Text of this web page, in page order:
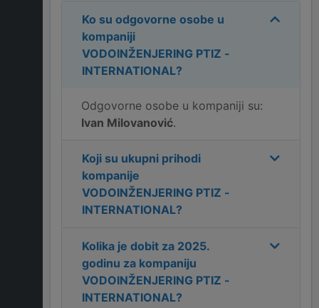
Ko su odgovorne osobe u
kompaniji
VODOINŽENJERING PTIZ -
INTERNATIONAL?
Odgovorne osobe u kompaniji su:
Ivan Milovanović.
Koji su ukupni prihodi
kompanije
VODOINŽENJERING PTIZ -
INTERNATIONAL?
Kolika je dobit za 2025.
godinu za kompaniju
VODOINŽENJERING PTIZ -
INTERNATIONAL?